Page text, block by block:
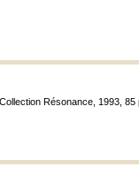
Résonance, 1993, 85